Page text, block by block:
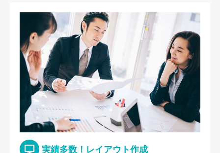
実績多数！レイアウト作成